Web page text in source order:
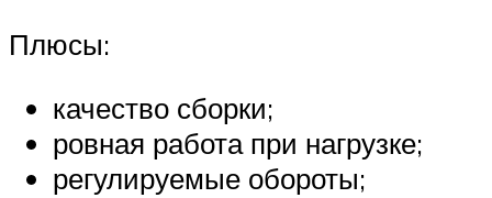
Плюсы:
качество сборки;
ровная работа при нагрузке;
регулируемые обороты;